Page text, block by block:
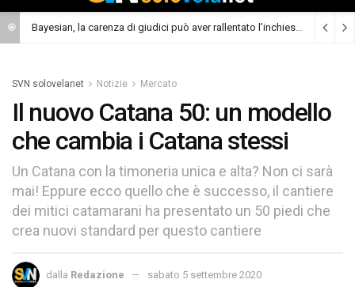
Bayesian, la carenza di giudici può aver rallentato l’inchiesta (Cronaca)
SVN solovelanet Notizie Mercato
Il nuovo Catana 50: un modello
che cambia i Catana stessi
Un Catana con la timoneria unica e alta? Non ci sarà
mai! Eppure ecco quello che è successo, il cantiere
dei mitici catamarani ha presentato un 50 piedi che
crea nuovi standard per questo cantiere
dalla Redazione sabato 5 settembre 2020